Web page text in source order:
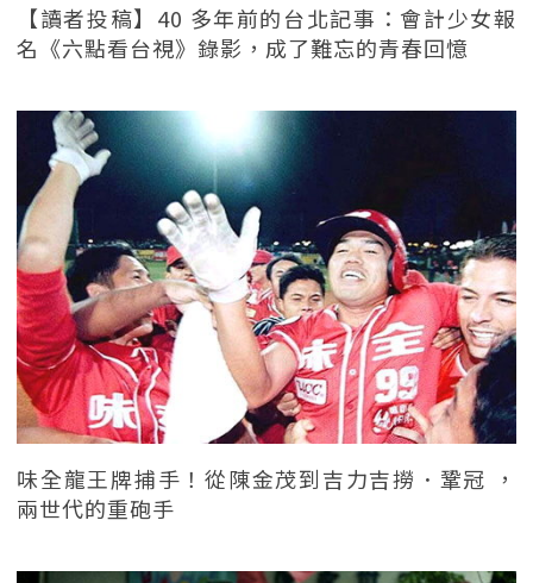
【讀者投稿】40 多年前的台北記事：會計少女報
名《六點看台視》錄影，成了難忘的青春回憶
味全龍王牌捕手！從陳金茂到吉力吉撈．鞏冠 ，
兩世代的重砲手